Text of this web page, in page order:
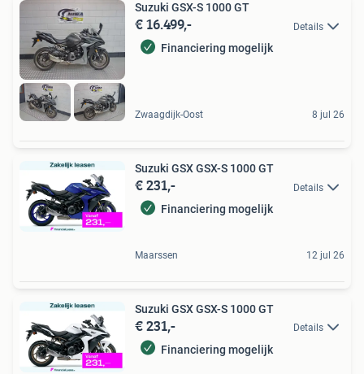
Suzuki GSX-S 1000 GT
€ 16.499,- Details
Financiering mogelijk
Zwaagdijk-Oost 8 jul 26
Suzuki GSX GSX-S 1000 GT
€ 231,- Details
Financiering mogelijk
Maarssen 12 jul 26
Suzuki GSX GSX-S 1000 GT
€ 231,- Details
Financiering mogelijk